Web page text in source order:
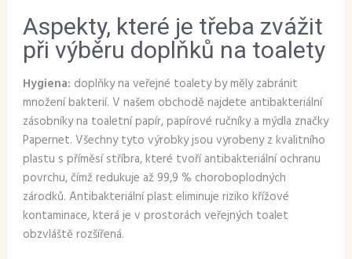
Aspekty, které je třeba zvážit
při výběru doplňků na toalety
Hygiena: doplňky na veřejné toalety by měly zabránit
množení bakterií. V našem obchodě najdete antibakteriální
zásobníky na toaletní papír, papírové ručníky a mýdla značky
Papernet. Všechny tyto výrobky jsou vyrobeny z kvalitního
plastu s příměsí stříbra, které tvoří antibakteriální ochranu
povrchu, čímž redukuje až 99,9 % choroboplodných
zárodků. Antibakteriální plast eliminuje riziko křížové
kontaminace, která je v prostorách veřejných toalet
obzvláště rozšířená.